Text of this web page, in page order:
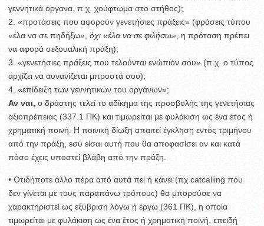
γεννητικά όργανα, π.χ. χούφτωμα στο στήθος);
2. «προτάσεις που αφορούν γενετήσιες πράξεις» (φράσεις τύπου
«έλα να σε πηδήξω», όχι «έλα να σε φιλήσω» , η πρόταση πρέπει
να αφορά σεξουαλική πράξη);
3. «γενετήσιες πράξεις που τελούνται ενώπιόν σου» (π.χ. ο τύπος
αρχίζει να αυνανίζεται μπροστά σου);
4. «επίδειξη των γεννητικών του οργάνων»;
Αν ναι, ο δράστης τελεί το αδίκημα της προσβολής της γενετήσιας
αξιοπρέπειας (337.1 ΠΚ) και τιμωρείται με φυλάκιση ως ένα έτος ή
χρηματική ποινή. Η ποινική δίωξη απαιτεί έγκληση εντός τριμήνου
από την πράξη, εσύ είσαι αυτή που θα αποφασίσει αν και κατά
πόσο έχεις υποστεί βλάβη από την πράξη.
• Οτιδήποτε άλλο πέρα από αυτά πει ή κάνει (πχ catcalling που
δεν γίνεται με τους παραπάνω τρόπους) θα μπορούσε να
χαρακτηριστεί ως εξύβριση λόγω ή έργω (361 ΠΚ), η οποία
τιμωρείται με φυλάκιση ως ένα έτος ή χρηματική ποινή, επειδή